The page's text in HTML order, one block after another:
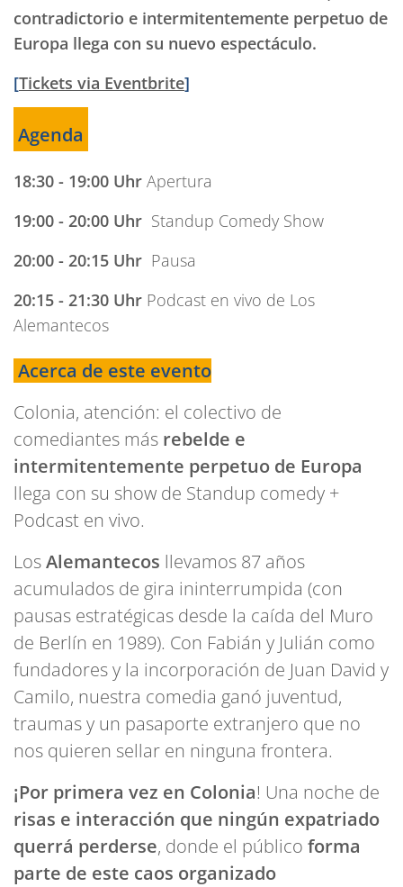
contradictorio e intermitentemente perpetuo de
Europa llega con su nuevo espectáculo.
[Tickets via Eventbrite]
Agenda
18:30 - 19:00 Uhr Apertura
19:00 - 20:00 Uhr Standup Comedy Show
20:00 - 20:15 Uhr Pausa
20:15 - 21:30 Uhr Podcast en vivo de Los
Alemantecos
Acerca de este evento
Colonia, atención: el colectivo de
comediantes más rebelde e
intermitentemente perpetuo de Europa
llega con su show de Standup comedy +
Podcast en vivo.
LosAlemantecos llevamos 87 años
acumulados de gira ininterrumpida (con
pausas estratégicas desde la caída del Muro
de Berlín en 1989). Con Fabián y Julián como
fundadores y la incorporación de Juan David y
Camilo, nuestra comedia ganó juventud,
traumas y un pasaporte extranjero que no
nos quieren sellar en ninguna frontera.
¡Por primera vez en Colonia! Una noche de
risas e interacción que ningún expatriado
querrá perderse, donde el público forma
parte de este caos organizado